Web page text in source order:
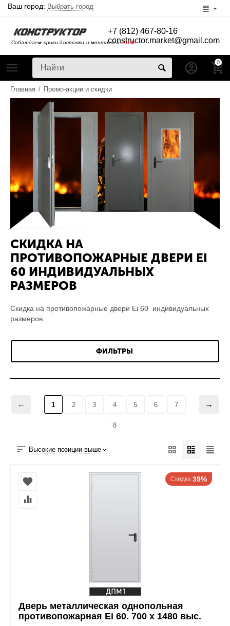
Ваш город: Выбрать город
Соблюдаем сроки доставки и монтажа с2014г
+7 (812) 467-80-16
constructor.market@gmail.com
0
Главная / Промо-акции и скидки
СКИДКА НА
ПРОТИВОПОЖАРНЫЕ ДВЕРИ EI
60 ИНДИВИДУАЛЬНЫХ
РАЗМЕРОВ
Скидка на противопожарные двери Ei 60 индивидуальных
размеров
ФИЛЬТРЫ
1 2 3 4 5 6 7
8
Высокие позиции выше
Скидка 39%
Дверь металлическая однопольная
противопожарная Ei 60. 700 x 1480 выс.